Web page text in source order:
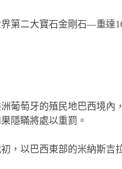
第二大寶石金剛石—重達
葡萄牙的殖民地巴西境
隱瞞將處以重罰。
，以巴西東部的米納斯